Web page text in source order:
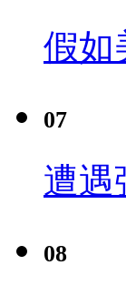
假如
07
遭遇
08